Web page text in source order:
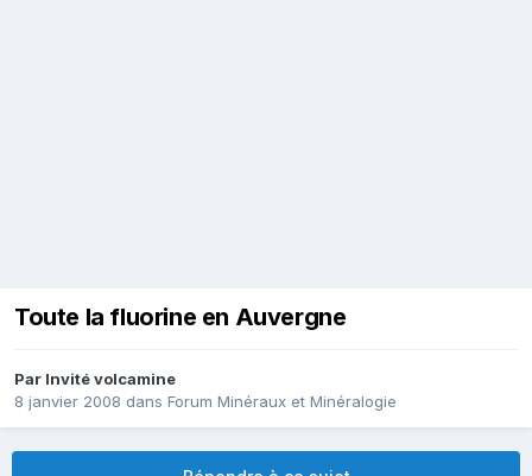
Toute la fluorine en Auvergne
Par Invité volcamine
8 janvier 2008 dans Forum Minéraux et Minéralogie